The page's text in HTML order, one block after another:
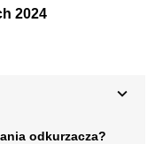
odkurzacza?
2024